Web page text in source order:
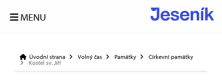
MENU
Úvodní strana Volný čas Památky
Církevní památky
Kostel sv. Jiří